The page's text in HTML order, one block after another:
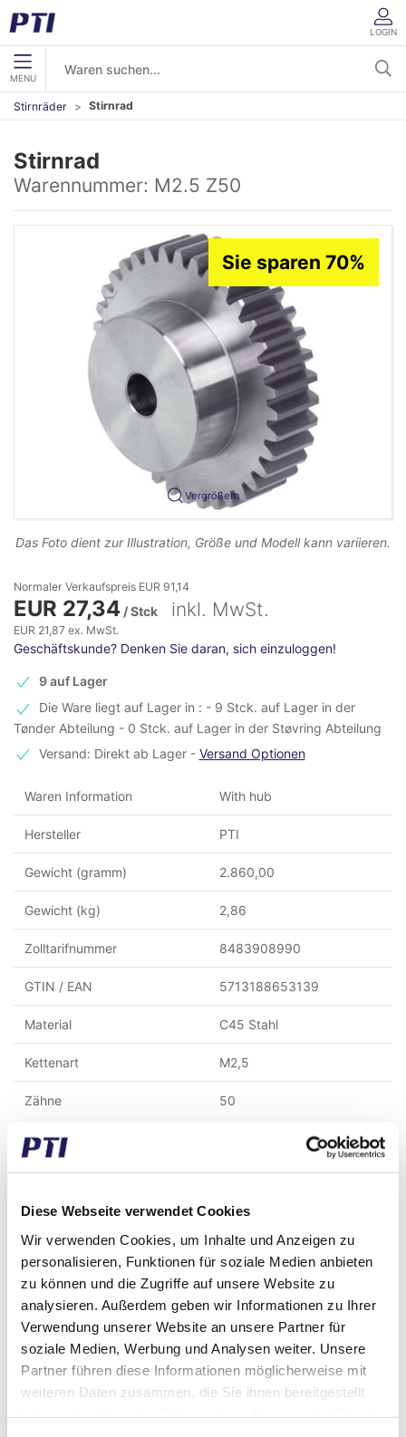
Diese Webseite verwendet Cookies
Wir verwenden Cookies, um Inhalte und Anzeigen zu
personalisieren, Funktionen für soziale Medien anbieten
zu können und die Zugriffe auf unsere Website zu
analysieren. Außerdem geben wir Informationen zu Ihrer
Verwendung unserer Website an unsere Partner für
soziale Medien, Werbung und Analysen weiter. Unsere
Partner führen diese Informationen möglicherweise mit
weiteren Daten zusammen, die Sie ihnen bereitgestellt
LOGIN
MENU
Stirnräder Stirnrad
Stirnrad
Warennummer: M2.5 Z50
Vergrößern
Sie sparen 70%
Das Foto dient zur Illustration, Größe und Modell kann variieren.
Normaler Verkaufspreis EUR 91,14
EUR 27,34 / Stck inkl. MwSt.
EUR 21,87 ex. MwSt.
Geschäftskunde? Denken Sie daran, sich einzuloggen!
9 auf Lager
Die Ware liegt auf Lager in : - 9 Stck. auf Lager in der
Tønder Abteilung - 0 Stck. auf Lager in der Støvring Abteilung
Versand: Direkt ab Lager- Versand Optionen
Waren Information With hub
Hersteller PTI
Gewicht (gramm) 2.860,00
Gewicht (kg) 2,86
Zolltarifnummer 8483908990
GTIN / EAN 5713188653139
Material C45 Stahl
Kettenart M2,5
Zähne 50
Zusammen mit diesem Produkt gekauft
Sie sparen 32%
GAKR30-PB
Gelenkkopf